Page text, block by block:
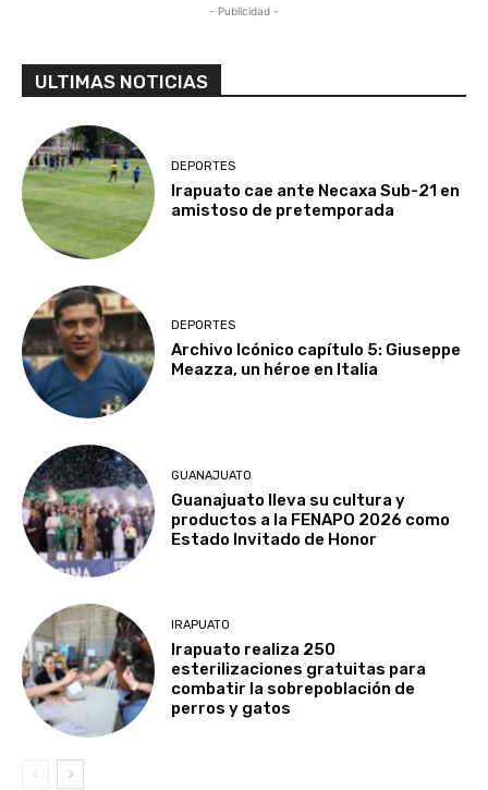
- Publicidad -
ULTIMAS NOTICIAS
DEPORTES
Irapuato cae ante Necaxa Sub-21 en
amistoso de pretemporada
DEPORTES
Archivo Icónico capítulo 5: Giuseppe
Meazza, un héroe en Italia
GUANAJUATO
Guanajuato lleva su cultura y
productos a la FENAPO 2026 como
Estado Invitado de Honor
IRAPUATO
Irapuato realiza 250
esterilizaciones gratuitas para
combatir la sobrepoblación de
perros y gatos